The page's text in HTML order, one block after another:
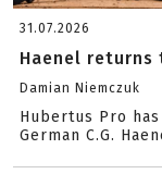
31.07.2026
Haenel returns
Damian Niemczuk
Hubertus Pro
German C.G.